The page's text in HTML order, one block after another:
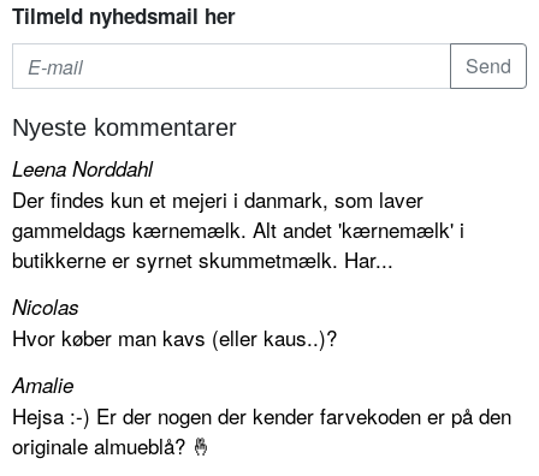
Tilmeld nyhedsmail her
Nyeste kommentarer
Leena Norddahl
Der findes kun et mejeri i danmark, som laver
gammeldags kærnemælk. Alt andet 'kærnemælk' i
butikkerne er syrnet skummetmælk. Har...
Nicolas
Hvor køber man kavs (eller kaus..)?
Amalie
Hejsa :-) Er der nogen der kender farvekoden er på den
originale almueblå? 🤞